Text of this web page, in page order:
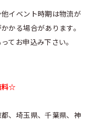
イベント時期は物流が
かる場合があります。
てお申込み下さい。
料☆
、埼玉県、千葉県、神